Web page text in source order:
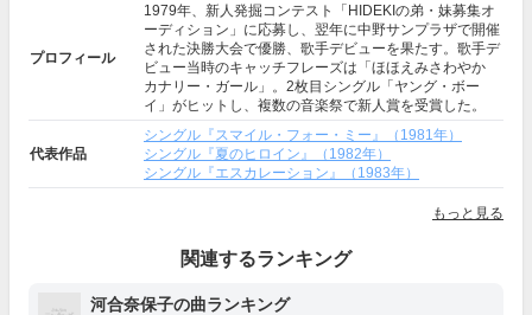
プロフィール
1979年、新人発掘コンテスト「HIDEKIの弟・妹募集オ
ーディション」に応募し、翌年に中野サンプラザで開催
された決勝大会で優勝、歌手デビューを果たす。歌手デ
ビュー当時のキャッチフレーズは「ほほえみさわやか
カナリー・ガール」。2枚目シングル「ヤング・ボー
イ」がヒットし、複数の音楽祭で新人賞を受賞した。
代表作品
シングル『スマイル・フォー・ミー』（1981年）
シングル『夏のヒロイン』（1982年）
シングル『エスカレーション』（1983年）
もっと見る
関連するランキング
河合奈保子の曲ランキング